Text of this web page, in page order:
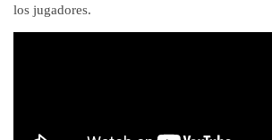
los jugadores.